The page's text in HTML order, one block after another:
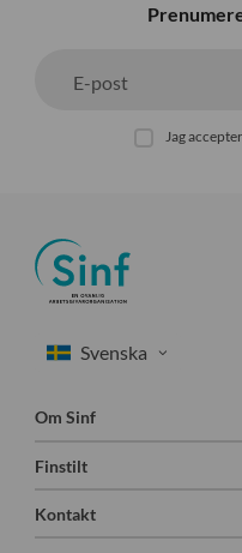
E-post
Jag
Om Sinf
Finstilt
Kontakt